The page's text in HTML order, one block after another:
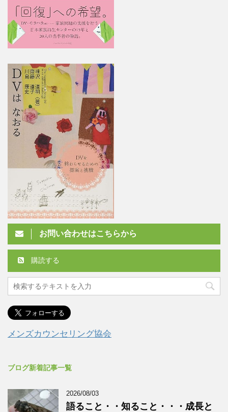
お問い合わせはこちらから
購読する
メンズカウンセリング協会
ブログ新着記事一覧
2026/08/03
語ること・・知ること・・・成長と